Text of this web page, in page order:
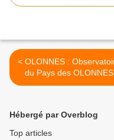
< OLONNES : Observatoire
du Pays des OLONNES
OPO
Hébergé par Overblog
Top articles